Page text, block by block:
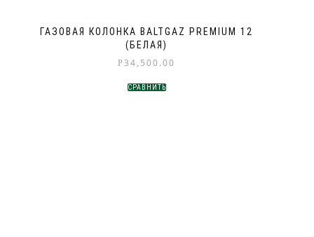
ГАЗОВАЯ КОЛОНКА BALTGAZ PREMIUM 12
(БЕЛАЯ)
Р 34,500.00
СРАВНИТЬ